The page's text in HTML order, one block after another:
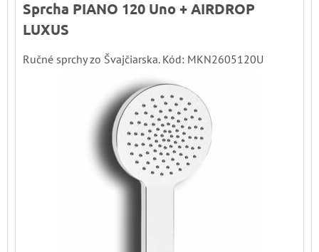
Sprcha PIANO 120 Uno + AIRDROP
LUXUS
Ručné sprchy zo Švajčiarska. Kód: MKN2605120U